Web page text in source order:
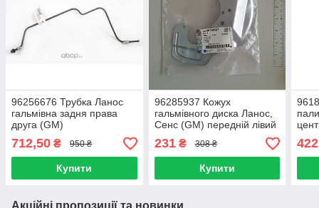
96256676 Трубка Ланос
гальмівна задня права
друга (GM)
712,50 ₴ 950 ₴
Купити
96285937 Кожух
гальмівного диска Ланос,
Сенс (GM) передній лівий
231₴ 308 ₴
Купити